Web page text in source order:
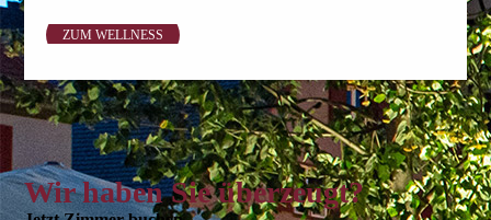
ZUM WELLNESS
Wir haben Sie überzeugt?